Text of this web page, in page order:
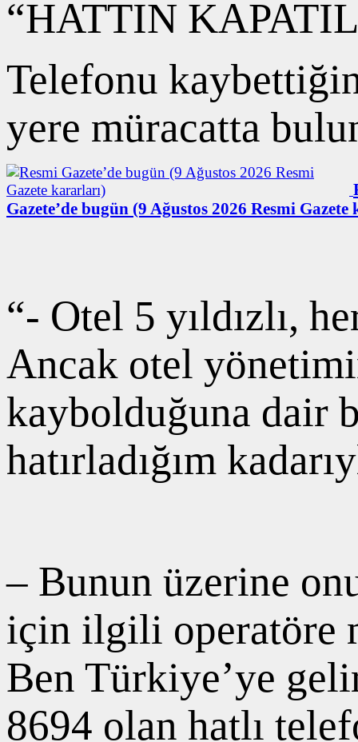
“HATTIN
Telefonu
yere müracatta
Gazete’de bugün (9 Ağustos 2026 Resmi
“- Otel 5 yıldızlı,
Ancak otel
kaybolduğuna dair
hatırladığım
– Bunun üzerine
için ilgili operatöre
Ben Türkiye’ye
8694 olan hatlı